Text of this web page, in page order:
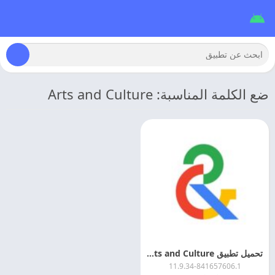
ضع الكلمة المناسبة: Arts and Culture
تحميل تطبيق Arts and Culture مهكر اخر تحديث مجانا
11.9.34-841657606.1